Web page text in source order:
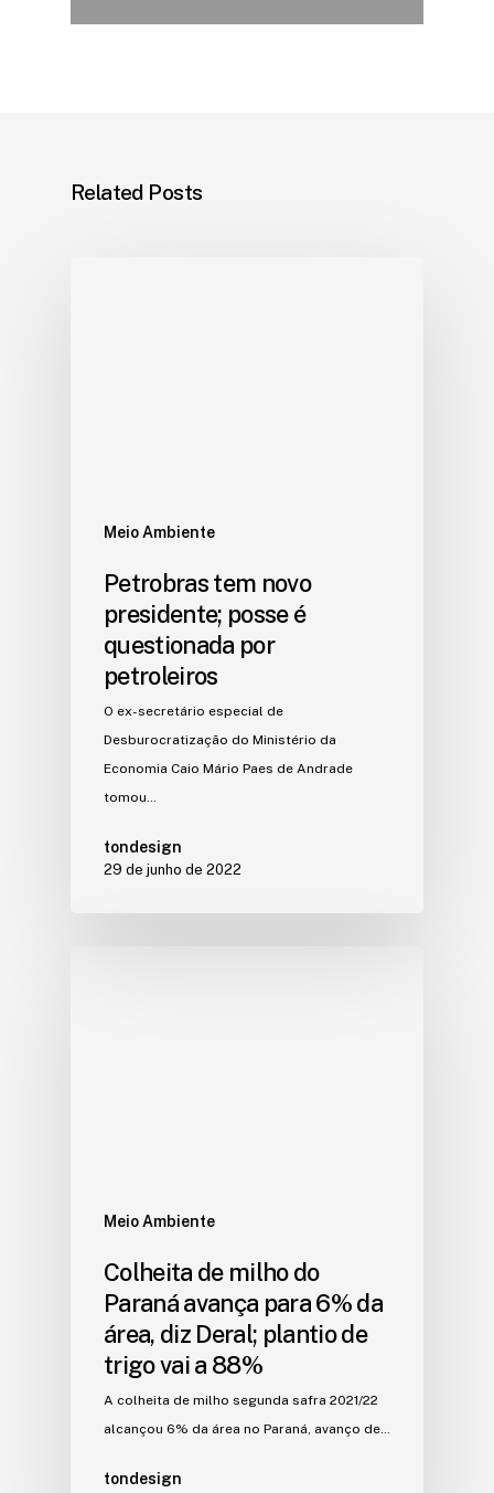
Related Posts
Meio Ambiente
Petrobras tem novo
presidente; posse é
questionada por
petroleiros
O ex-secretário especial de
Desburocratização do Ministério da
Economia Caio Mário Paes de Andrade
tomou…
tondesign
29 de junho de 2022
Meio Ambiente
Colheita de milho do
Paraná avança para 6% da
área, diz Deral; plantio de
trigo vai a 88%
A colheita de milho segunda safra 2021/22
alcançou 6% da área no Paraná, avanço de…
tondesign